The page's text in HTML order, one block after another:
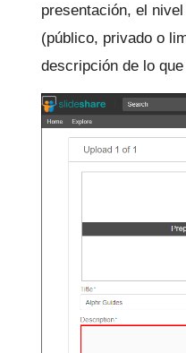
presentación, el
(público, privado o
descripción de lo